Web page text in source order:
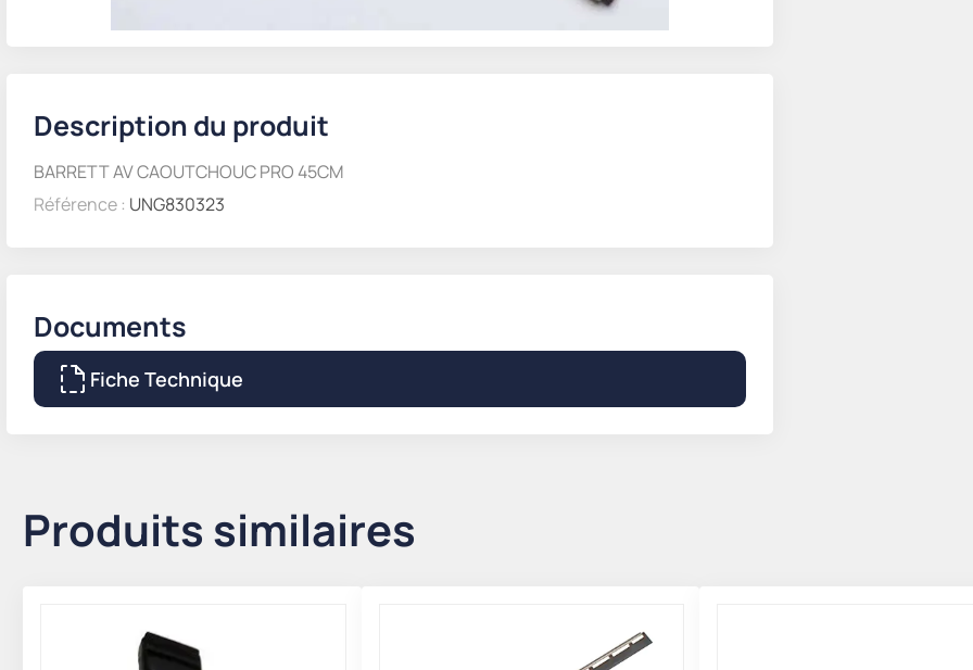
Description du produit
BARRETT AV CAOUTCHOUC PRO 45CM
Référence : UNG830323
Documents
Fiche Technique
Produits similaires